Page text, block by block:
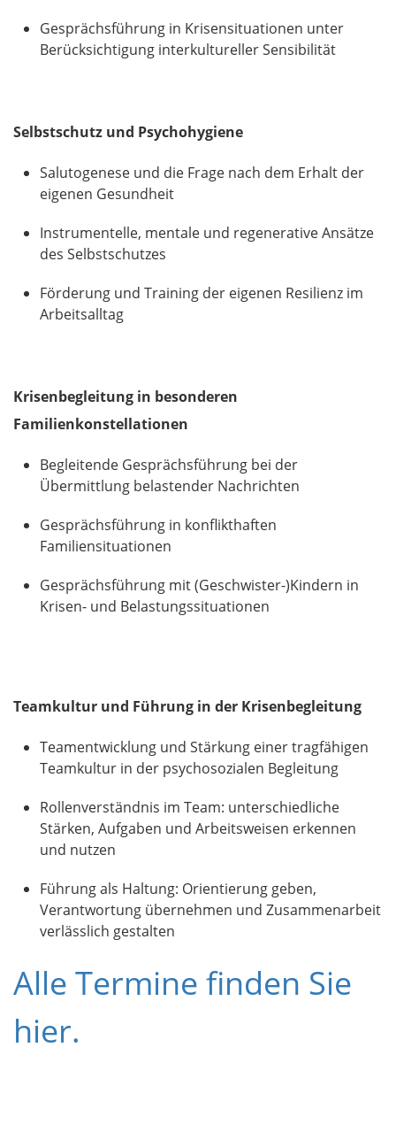
Gesprächsführung in Krisensituationen unter
Berücksichtigung interkultureller Sensibilität
Selbstschutz und Psychohygiene
Salutogenese und die Frage nach dem Erhalt der
eigenen Gesundheit
Instrumentelle, mentale und regenerative Ansätze
des Selbstschutzes
Förderung und Training der eigenen Resilienz im
Arbeitsalltag
Krisenbegleitung in besonderen
Familienkonstellationen
Begleitende Gesprächsführung bei der
Übermittlung belastender Nachrichten
Gesprächsführung in konflikthaften
Familiensituationen
Gesprächsführung mit (Geschwister-)Kindern in
Krisen- und Belastungssituationen
Teamkultur und Führung in der Krisenbegleitung
Teamentwicklung und Stärkung einer tragfähigen
Teamkultur in der psychosozialen Begleitung
Rollenverständnis im Team: unterschiedliche
Stärken, Aufgaben und Arbeitsweisen erkennen
und nutzen
Führung als Haltung: Orientierung geben,
Verantwortung übernehmen und Zusammenarbeit
verlässlich gestalten
Alle Termine finden Sie
hier.